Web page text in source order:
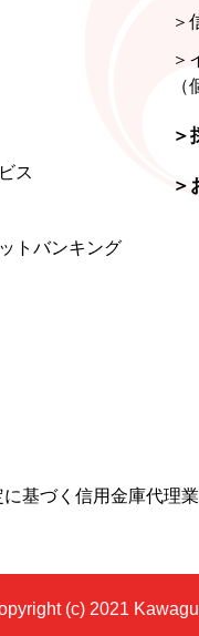
ス
トバンキング
＞
＞
＞
＞
基づく信用金庫代理
(c) 2021